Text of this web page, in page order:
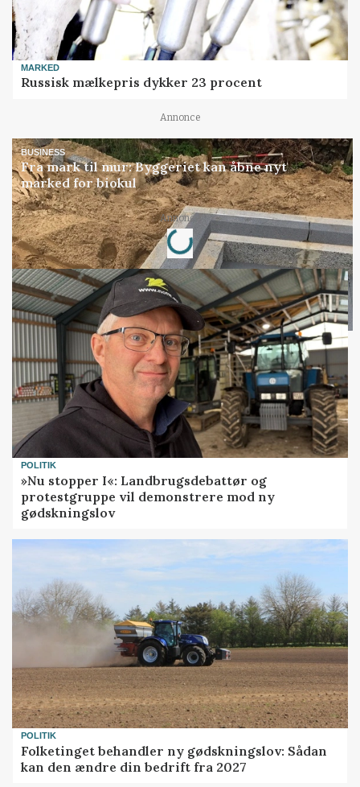
MARKED
Russisk mælkepris dykker 23 procent
Annonce
BUSINESS
Fra mark til mur: Byggeriet kan åbne nyt
marked for biokul
Annonce
Loading...
POLITIK
»Nu stopper I«: Landbrugsdebattør og
protestgruppe vil demonstrere mod ny
gødskningslov
POLITIK
Folketinget behandler ny gødskningslov: Sådan
kan den ændre din bedrift fra 2027